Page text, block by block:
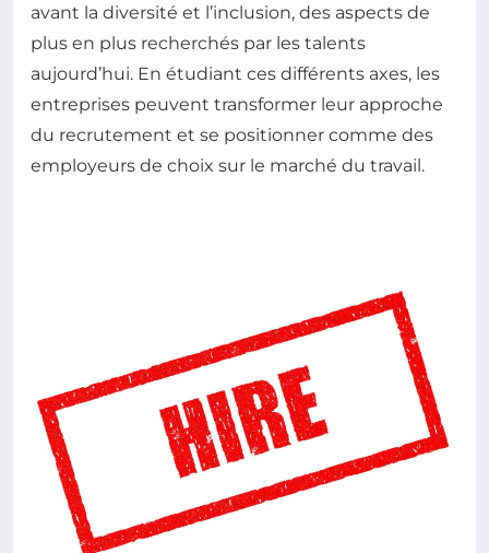
avant la diversité et l’inclusion, des aspects de
plus en plus recherchés par les talents
aujourd’hui. En étudiant ces différents axes, les
entreprises peuvent transformer leur approche
du recrutement et se positionner comme des
employeurs de choix sur le marché du travail.